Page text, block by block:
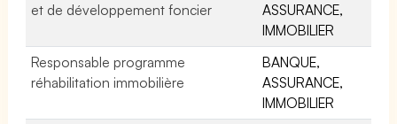
et de développement foncier
ASSURANCE,
IMMOBILIER
Responsable programme
réhabilitation immobilière
BANQUE,
ASSURANCE,
IMMOBILIER